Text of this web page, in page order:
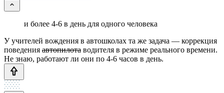
и более 4-6 в день для одного человека
У учителей вождения в автошколах та же задача — коррекция
поведения автопилота водителя в режиме реального времени.
Не знаю, работают ли они по 4-6 часов в день.